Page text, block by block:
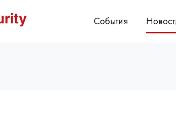
События